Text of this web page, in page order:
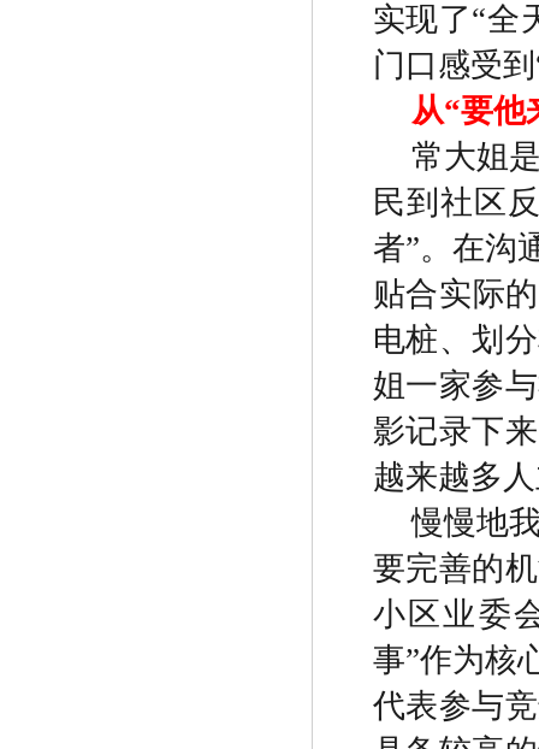
实现了“全
门口感受到
从“要他
常大姐
民到社区
者”。在沟
贴合实际的
电桩、划
姐一家参
影记录下
越来越多
慢慢地
要完善的
小区业委
事”作为核
代表参与